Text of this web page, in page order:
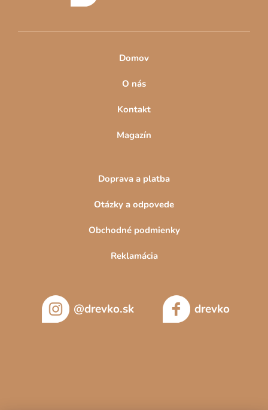
Domov
O nás
Kontakt
Magazín
Doprava a platba
Otázky a odpovede
Obchodné podmienky
Reklamácia
@drevko.sk drevko